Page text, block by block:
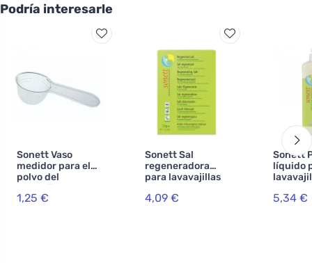
Podría interesarle
Sonett Vaso
medidor para el
polvo del
lavavajillas
1,25 €
Sonett Sal
regeneradora
para lavavajillas
4,09 €
Sonett
líquido
5,34 €